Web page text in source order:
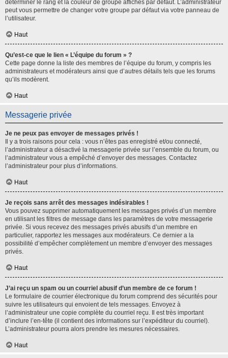
déterminer le rang et la couleur de groupe affichés par défaut. L’administrateur
peut vous permettre de changer votre groupe par défaut via votre panneau de
l’utilisateur.
Haut
Qu’est-ce que le lien « L’équipe du forum » ?
Cette page donne la liste des membres de l’équipe du forum, y compris les
administrateurs et modérateurs ainsi que d’autres détails tels que les forums
qu’ils modèrent.
Haut
Messagerie privée
Je ne peux pas envoyer de messages privés !
Il y a trois raisons pour cela : vous n’êtes pas enregistré et/ou connecté,
l’administrateur a désactivé la messagerie privée sur l’ensemble du forum, ou
l’administrateur vous a empêché d’envoyer des messages. Contactez
l’administrateur pour plus d’informations.
Haut
Je reçois sans arrêt des messages indésirables !
Vous pouvez supprimer automatiquement les messages privés d’un membre
en utilisant les filtres de message dans les paramètres de votre messagerie
privée. Si vous recevez des messages privés abusifs d’un membre en
particulier, rapportez les messages aux modérateurs. Ce dernier a la
possibilité d’empêcher complètement un membre d’envoyer des messages
privés.
Haut
J’ai reçu un spam ou un courriel abusif d’un membre de ce forum !
Le formulaire de courrier électronique du forum comprend des sécurités pour
suivre les utilisateurs qui envoient de tels messages. Envoyez à
l’administrateur une copie complète du courriel reçu. Il est très important
d’inclure l’en-tête (il contient des informations sur l’expéditeur du courriel).
L’administrateur pourra alors prendre les mesures nécessaires.
Haut